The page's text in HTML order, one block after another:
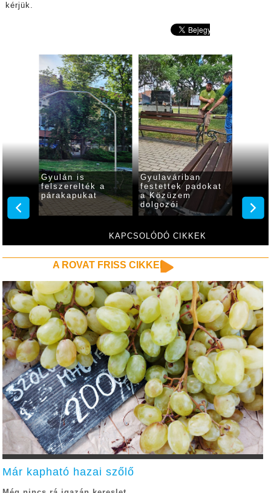
kérjük.
KAPCSOLÓDÓ CIKKEK
Gyulán is
felszerelték a
párakapukat
Gyulaváriban
festettek padokat
a Közüzem
dolgozói
A ROVAT FRISS CIKKEI
Már kapható hazai szőlő